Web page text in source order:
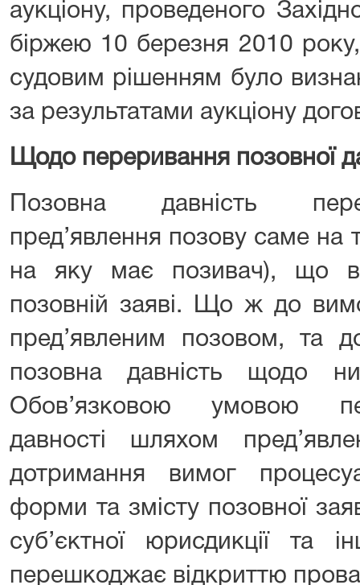
аукціону, проведеного
біржею 10 березня 2010
судовим рішенням було
за результатами аукціону
Щодо переривання позовної
Позовна давність
пред’явлення позову саме на
на яку має позивач), що
позовній заяві. Що ж до
пред’явленим позовом, та
позовна давність щодо
Обов’язковою умовою
давності шляхом
дотримання вимог
форми та змісту позовної
суб’єктної юрисдикції та
перешкоджає відкриттю